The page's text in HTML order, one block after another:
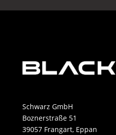
Schwarz GmbH
Boznerstraße 51
39057 Frangart, Eppan